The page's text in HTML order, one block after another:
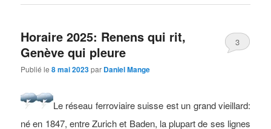
Horaire 2025: Renens qui rit,
Genève qui pleure
Publié le8 mai 2023par Daniel Mange
3
Le réseau ferroviaire suisse est un grand vieillard:
né en 1847, entre Zurich et Baden, la plupart de ses lignes